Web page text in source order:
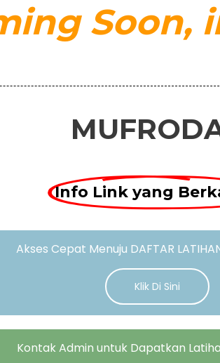
Soon,
Info Link yang
Akses Cepat Menuju DAFTAR
Klik Di Sini
Kontak Admin untuk Dapatkan